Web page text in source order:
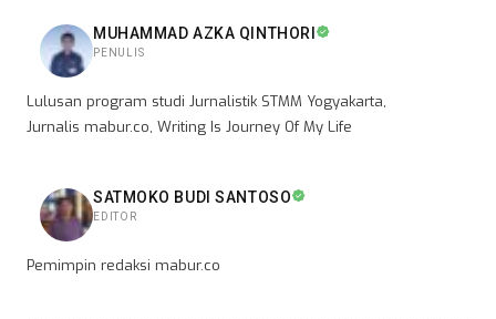
MUHAMMAD AZKA QINTHORI
PENULIS
Lulusan program studi Jurnalistik STMM Yogyakarta,
Jurnalis mabur.co, Writing Is Journey Of My Life
SATMOKO BUDI SANTOSO
EDITOR
Pemimpin redaksi mabur.co